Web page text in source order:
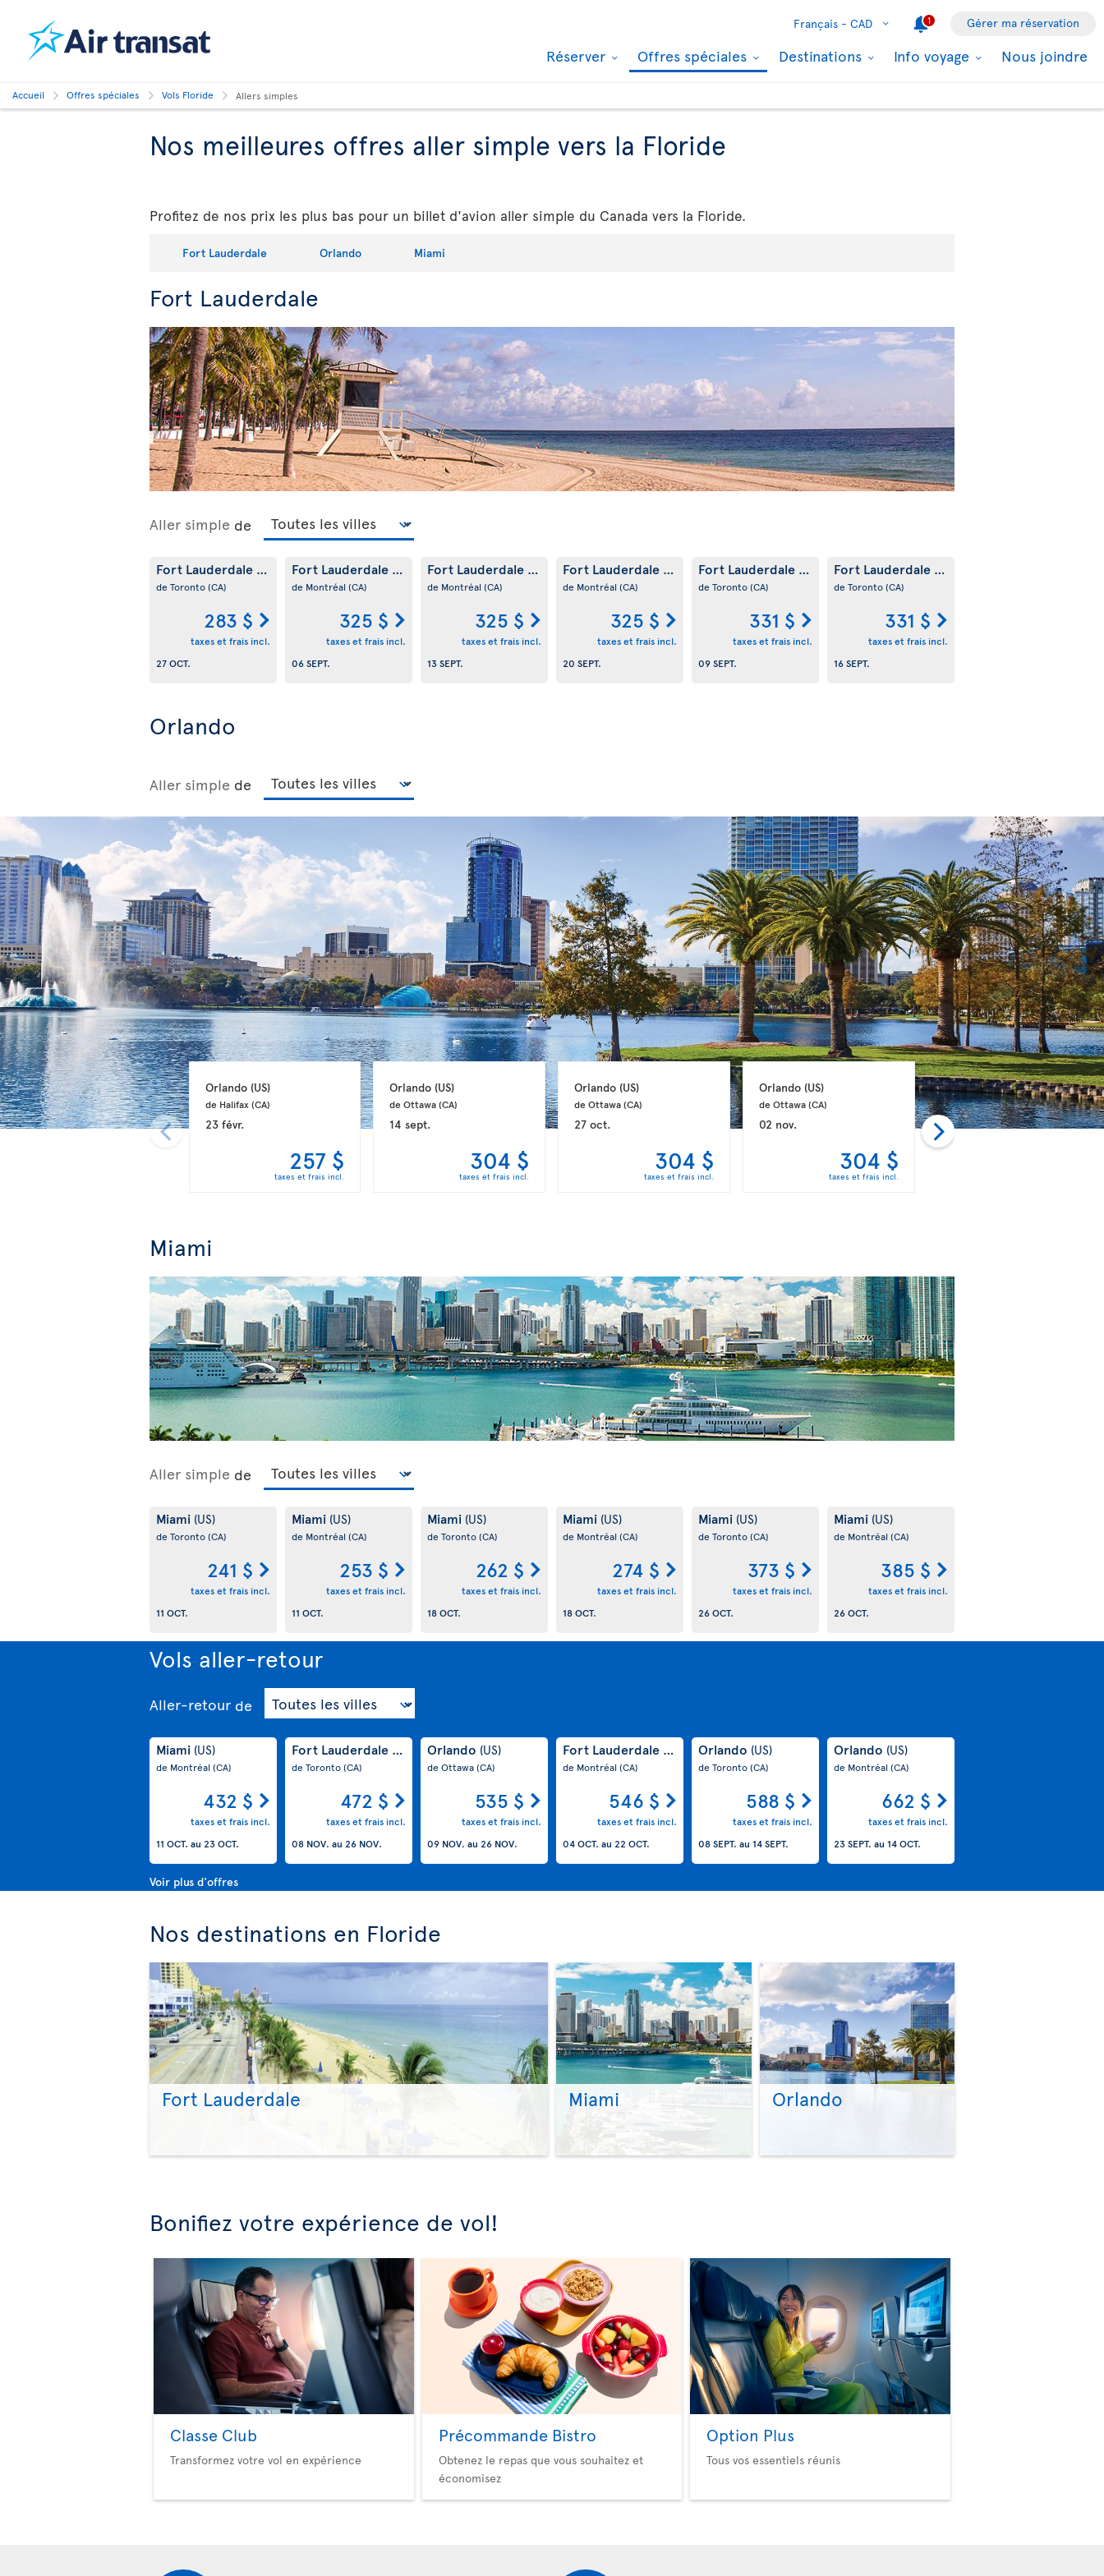
Français - CAD 1 Gérer ma réservation
Réserver Offres spéciales Destinations Info voyage Nous joindre
Accueil Offres spéciales Vols Floride Allers simples
Nos meilleures offres aller simple vers la Floride
Profitez de nos prix les plus bas pour un billet d'avion aller simple du Canada vers la Floride.
Fort Lauderdale Orlando Miami
Fort Lauderdale
Aller simple de
Fort Lauderdale (US)
de Toronto(CA)
283 $
taxes et frais incl.
27 OCT.
Fort Lauderdale (US)
de Montréal (CA)
325 $
taxes et frais incl.
06 SEPT.
Fort Lauderdale (US)
de Montréal (CA)
325 $
taxes et frais incl.
13 SEPT.
Fort Lauderdale (US)
de Montréal (CA)
325 $
taxes et frais incl.
20 SEPT.
Fort Lauderdale (US)
de Toronto(CA)
331 $
taxes et frais incl.
09 SEPT.
Fort Lauderdale (US)
de Toronto(CA)
331 $
taxes et frais incl.
16 SEPT.
Orlando
Aller simple de
Orlando (US)
de Halifax (CA)
23 févr.
257 $
taxes et frais incl.
Orlando (US)
de Ottawa (CA)
14 sept.
304 $
taxes et frais incl.
Orlando (US)
de Ottawa (CA)
27 oct.
304 $
taxes et frais incl.
Orlando (US)
de Ottawa (CA)
02 nov.
304 $
taxes et frais incl.
Orlando (US)
de Ottawa (CA)
09 nov.
Miami
Aller simple de
Miami (US)
de Toronto(CA)
241 $
taxes et frais incl.
11 OCT.
Miami (US)
de Montréal (CA)
253 $
taxes et frais incl.
11 OCT.
Miami (US)
de Toronto(CA)
262 $
taxes et frais incl.
18 OCT.
Miami (US)
de Montréal (CA)
274 $
taxes et frais incl.
18 OCT.
Miami (US)
de Toronto(CA)
373 $
taxes et frais incl.
26 OCT.
Miami (US)
de Montréal (CA)
385 $
taxes et frais incl.
26 OCT.
Vols aller-retour
Aller-retour de
Miami (US)
de Montréal(CA)
432 $
taxes et frais incl.
11 OCT. au 23 OCT.
Fort Lauderdale (US)
de Toronto(CA)
472 $
taxes et frais incl.
08 NOV. au 26 NOV.
Orlando (US)
de Ottawa(CA)
535 $
taxes et frais incl.
09 NOV. au 26 NOV.
Fort Lauderdale (US)
de Montréal(CA)
546 $
taxes et frais incl.
04 OCT. au 22 OCT.
Orlando (US)
de Toronto(CA)
588 $
taxes et frais incl.
08 SEPT. au 14 SEPT.
Orlando (US)
de Montréal(CA)
662 $
taxes et frais incl.
23 SEPT. au 14 OCT.
Voir plus d'offres
Nos destinations en Floride
Fort Lauderdale Miami Orlando
Bonifiez votre expérience de vol!
Classe Club
Transformez votre vol en expérience
Précommande Bistro
Obtenez le repas que vous souhaitez et
économisez
Option Plus
Tous vos essentiels réunis